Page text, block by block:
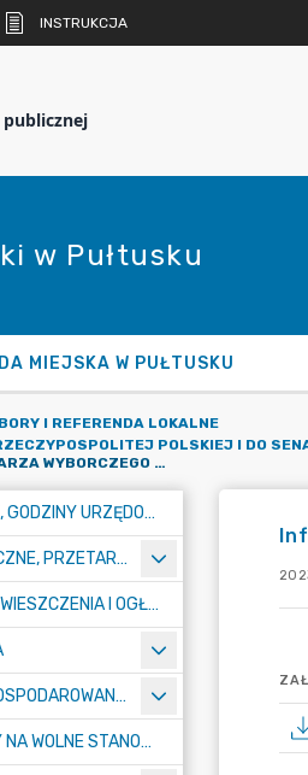
INSTRUKCJA
w Pułtusku
MIEJSKA W PUŁTUSKU
I REFERENDA LOKALNE
POLSKIEJ I DO
INFORMACJA KOMISARZA WYBORCZEGO W OSTROŁĘCE II
DANE KONTAKTOWE, GODZINY URZĘDOWANIA I NUMER KONTA BANKOWEGO
ZAMÓWIENIA PUBLICZNE, PRZETARGI, KONKURSY
ZAWIADOMIENIA, OBWIESZCZENIA I OGŁOSZENIA
PLANOWANIE I ZAGOSPODAROWANIE PRZESTRZENNE
PRACA - KONKURSY NA WOLNE STANOWISKA